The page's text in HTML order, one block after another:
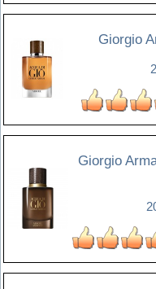
Giorgio
Giorgio